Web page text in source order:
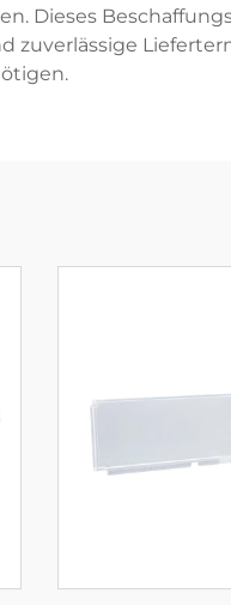
Dieses
zuverlässige